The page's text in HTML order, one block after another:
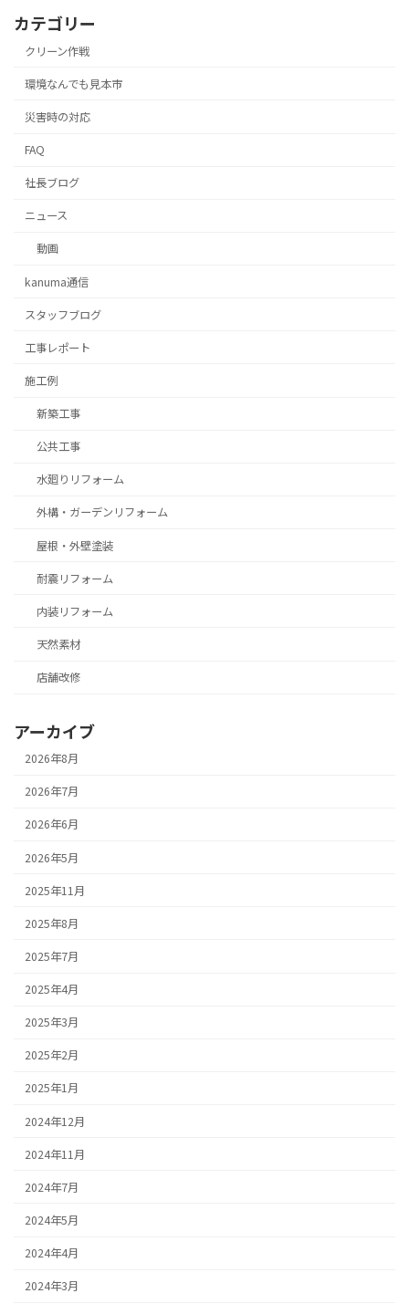
カテゴリー
クリーン作戦
環境なんでも見本市
災害時の対応
FAQ
社長ブログ
ニュース
動画
kanuma通信
スタッフブログ
⼯事レポート
施工例
新築工事
公共工事
水廻りリフォーム
外構・ガーデンリフォーム
屋根・外壁塗装
耐震リフォーム
内装リフォーム
天然素材
店舗改修
アーカイブ
2026年8月
2026年7月
2026年6月
2026年5月
2025年11月
2025年8月
2025年7月
2025年4月
2025年3月
2025年2月
2025年1月
2024年12月
2024年11月
2024年7月
2024年5月
2024年4月
2024年3月